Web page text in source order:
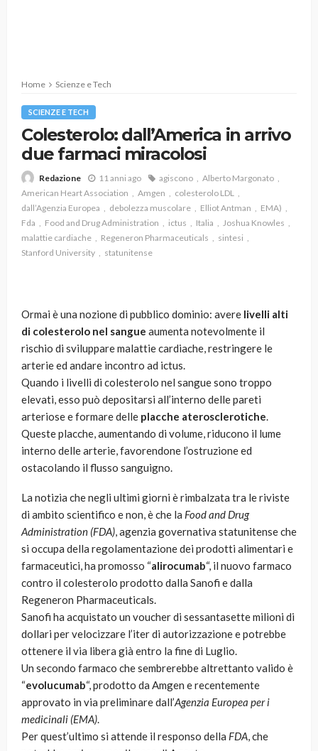
Home Scienze e Tech
SCIENZE E TECH
Colesterolo: dall’America in arrivo
due farmaci miracolosi
Redazione 11 anni ago agiscono
Alberto Margonato
American Heart Association
Amgen
colesterolo LDL
dall’Agenzia Europea
debolezza muscolare Elliot Antman
EMA)
Fda
Food and Drug Administration ictus Italia
Joshua Knowles
malattie cardiache
Regeneron Pharmaceuticals
sintesi
Stanford University
statunitense
Ormai è una nozione di pubblico dominio: avere livelli alti
di colesterolo nel sangue aumenta notevolmente il
rischio di sviluppare malattie cardiache, restringere le
arterie ed andare incontro ad ictus.
Quando i livelli di colesterolo nel sangue sono troppo
elevati, esso può depositarsi all’interno delle pareti
arteriose e formare delle placche aterosclerotiche.
Queste placche, aumentando di volume, riducono il lume
interno delle arterie, favorendone l’ostruzione ed
ostacolando il flusso sanguigno.
La notizia che negli ultimi giorni è rimbalzata tra le riviste
di ambito scientifico e non, è che la Food and Drug
Administration (FDA), agenzia governativa statunitense che
si occupa della regolamentazione dei prodotti alimentari e
farmaceutici, ha promosso “alirocumab“, il nuovo farmaco
contro il colesterolo prodotto dalla Sanofi e dalla
Regeneron Pharmaceuticals.
Sanofi ha acquistato un voucher di sessantasette milioni di
dollari per velocizzare l’iter di autorizzazione e potrebbe
ottenere il via libera già entro la fine di Luglio.
Un secondo farmaco che sembrerebbe altrettanto valido è
“evolucumab“, prodotto da Amgen e recentemente
approvato in via preliminare dall’Agenzia Europea per i
medicinali (EMA).
Per quest’ultimo si attende il responso della FDA, che